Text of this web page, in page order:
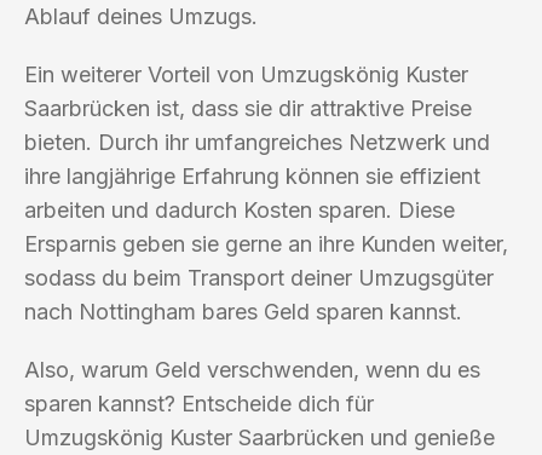
Ablauf deines Umzugs.
Ein weiterer Vorteil von Umzugskönig Kuster
Saarbrücken ist, dass sie dir attraktive Preise
bieten. Durch ihr umfangreiches Netzwerk und
ihre langjährige Erfahrung können sie effizient
arbeiten und dadurch Kosten sparen. Diese
Ersparnis geben sie gerne an ihre Kunden weiter,
sodass du beim Transport deiner Umzugsgüter
nach Nottingham bares Geld sparen kannst.
Also, warum Geld verschwenden, wenn du es
sparen kannst? Entscheide dich für
Umzugskönig Kuster Saarbrücken und genieße